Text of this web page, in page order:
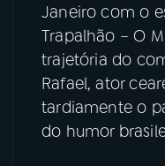
ÚLTIMAS
08FESTIVAL DE
Janeiro com o
Trapalhão – O
trajetória do
Rafael, ator
tardiamente o
do humor